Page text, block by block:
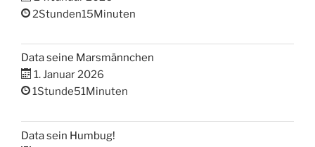
2Stunden15Minuten
Data seine Marsmännchen
1. Januar 2026
1Stunde51Minuten
Data sein Humbug!